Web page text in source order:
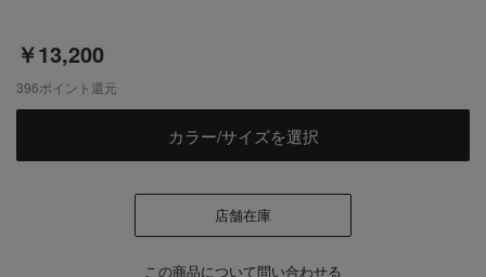
￥13,200
396ポイント還元
カラー/サイズを選択
店舗在庫
この商品について問い合わせる